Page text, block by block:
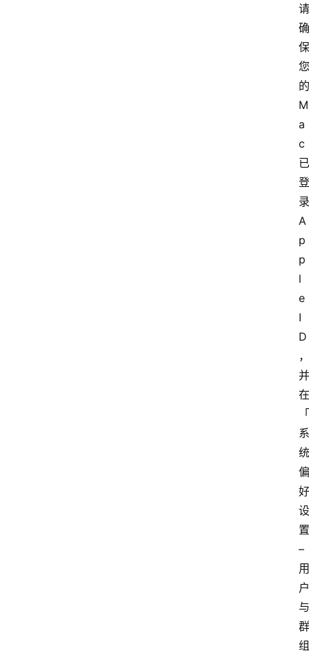
请
确
保
您
的
M
a
c
已
登
录
A
p
p
l
e
I
D
，
并
在
「
系
统
偏
好
设
置
–
用
户
与
群
组